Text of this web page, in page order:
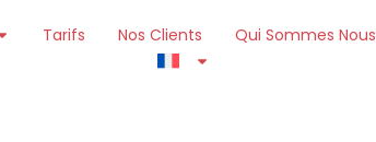
Tarifs Nos Clients Qui Sommes